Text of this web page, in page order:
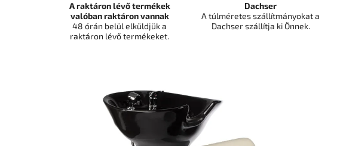
A raktáron lévő termékek
valóban raktáron vannak
48 órán belül elküldjük a
raktáron lévő termékeket.
Dachser
A túlméretes szállítmányokat a
Dachser szállítja ki Önnek.